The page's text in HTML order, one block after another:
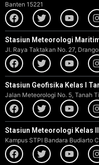
Banten 15221
Stasiun Meteorologi
Jl. Raya Taktakan No. 27,
Stasiun Geofisika Kelas I
Jalan Meteorologi No. 5, Tanah
Stasiun Meteorologi Kelas
Kampus STPI Bandara Budiarto